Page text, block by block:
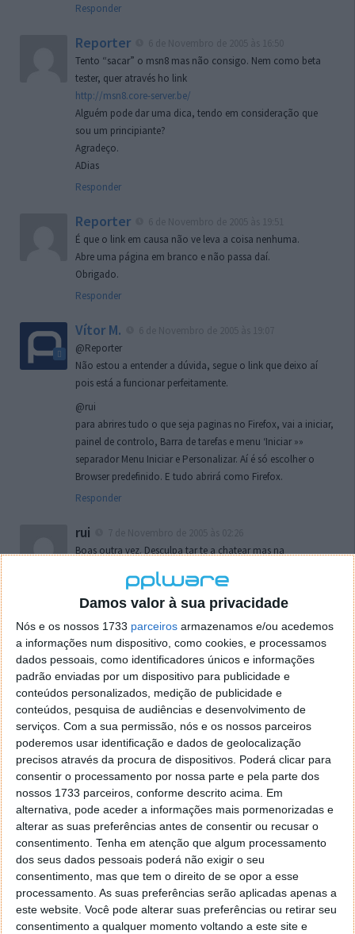
Damos valor à sua privacidade
Nós e os nossos 1733 parceiros armazenamos e/ou acedemos
a informações num dispositivo, como cookies, e processamos
dados pessoais, como identificadores únicos e informações
padrão enviadas por um dispositivo para publicidade e
conteúdos personalizados, medição de publicidade e
conteúdos, pesquisa de audiências e desenvolvimento de
serviços. Com a sua permissão, nós e os nossos parceiros
poderemos usar identificação e dados de geolocalização
precisos através da procura de dispositivos. Poderá clicar para
consentir o processamento por nossa parte e pela parte dos
nossos 1733 parceiros, conforme descrito acima. Em
alternativa, pode aceder a informações mais pormenorizadas e
alterar as suas preferências antes de consentir ou recusar o
consentimento. Tenha em atenção que algum processamento
dos seus dados pessoais poderá não exigir o seu
consentimento, mas que tem o direito de se opor a esse
processamento. As suas preferências serão aplicadas apenas a
este website. Você pode alterar suas preferências ou retirar seu
consentimento a qualquer momento voltando a este site e
Responder
Reporter
Tento “sacar” o msn8 mas não consigo. Nem como beta
tester, quer através ho link
http://msn8.core-server.be/
Alguém pode dar uma dica, tendo em consideração que
sou um principiante?
Agradeço.
ADias
Responder
Reporter
É que o link em causa não ve leva a coisa nenhuma.
Abre uma página em branco e não passa daí.
Obrigado.
Responder
Vítor M.
@Reporter
Não estou a entender a dúvida, segue o link que deixo aí
pois está a funcionar perfeitamente.
@rui
para abrires tudo o que seja paginas no Firefox, vai a iniciar,
painel de controlo, Barra de tarefas e menu ‘Iniciar »»
separador Menu Iniciar e Personalizar. Aí é só escolher o
Browser predefinido. E tudo abrirá como Firefox.
Responder
rui
Boas outra vez. Desculpa tar te a chatear mas na
o firefox como browser predefenido
de control tudo e nada. Tou a comecar a desesperar, ate ja
tentei apagar o explorer na tentativa de forçar o uso do
firefox mas em vao. Kaso te lembres de outra dica fico
agradecido, caso contrario obrigado a mesma
Responder
Vítor M.
7 de Novembro de 2005 às 01:39
@Reporter
Desculpa mas o link funciona. Seja como for segue por mail
o MSn Messenger 8.
Responder
Vítor M.
7 de Novembro de 2005 às 11:21
@Rui
Tens de encontrar o que te falei. Faz da seguinte maneira,
janela iniciar e no topo dessa janela com o botão direito do
rato faz propriedades. Depois no separador Menu ‘Iniciar’
clica no botão ‘Personalizar’ aí encontrarás no separador
geral a opção para escolheres o Browser com que queres